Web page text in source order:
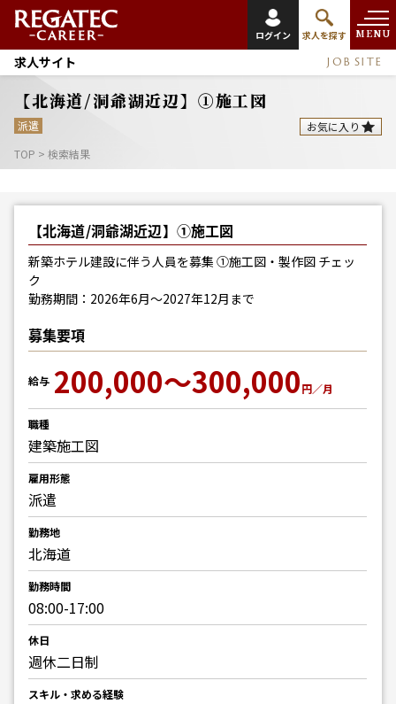
ログイン 求人を探す MENU
求人サイト JOB SITE
【北海道/洞爺湖近辺】①施工図
派遣
お気に入り
TOP > 検索結果
【北海道/洞爺湖近辺】①施工図
新築ホテル建設に伴う人員を募集 ①施工図・製作図 チェッ
ク
勤務期間：2026年6月～2027年12月まで
募集要項
給与 200,000～300,000円／月
職種
建築施工図
雇用形態
派遣
勤務地
北海道
勤務時間
08:00-17:00
休日
週休二日制
スキル・求める経験